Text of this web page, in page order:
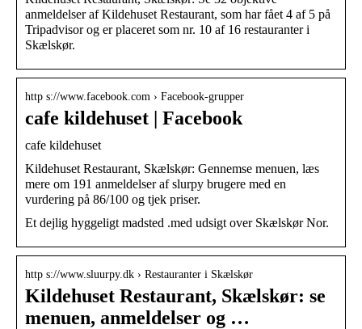
anmeldelser af Kildehuset Restaurant, som har fået 4 af 5 på
Tripadvisor og er placeret som nr. 10 af 16 restauranter i
Skælskør.
http s://www.facebook.com › Facebook-grupper
cafe kildehuset | Facebook
cafe kildehuset
Kildehuset Restaurant, Skælskør: Gennemse menuen, læs
mere om 191 anmeldelser af slurpy brugere med en
vurdering på 86/100 og tjek priser.
Et dejlig hyggeligt madsted .med udsigt over Skælskør Nor.
http s://www.sluurpy.dk › Restauranter i Skælskør
Kildehuset Restaurant, Skælskør: se
menuen, anmeldelser og …